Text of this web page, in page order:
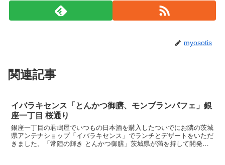
myosotis
関連記事
イバラキセンス「とんかつ御膳、モンブランパフェ」銀
座一丁目 桜通り
銀座一丁目の君嶋屋でいつもの日本酒を購入したついでにお隣の茨城
県アンテナショップ「イバラキセンス」でランチとデザートをいただ
きました。「常陸の輝き とんかつ御膳」茨城県が満を持して開発し